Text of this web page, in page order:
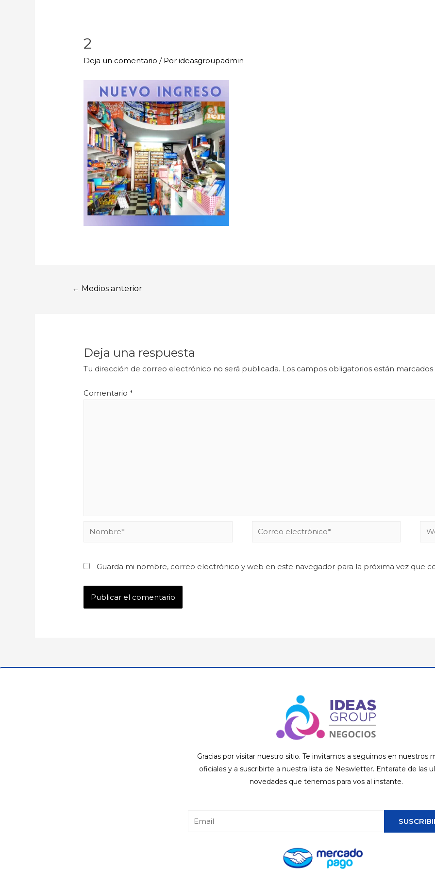
2
Deja un comentario / Porideasgroupadmin
← Medios anterior
Deja una respuesta
Tu dirección de correo electrónico no será publicada. Los campos obligatorios están
Comentario*
Guarda mi nombre, correo electrónico y web en este navegador para la próxima vez que
Gracias por visitar nuestro sitio. Te invitamos a seguirnos en nuestros
oficiales y a suscribirte a nuestra lista de Neswletter. Enterate de las
novedades que tenemos para vos al instante.